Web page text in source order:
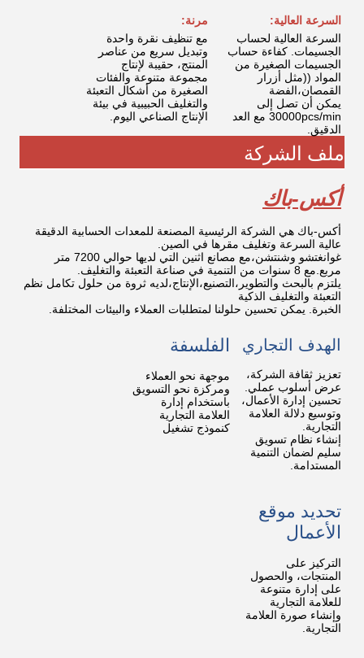
السرعة العالية:
السرعة العالية لحساب
الجسيمات. كفاءة حساب
الجسيمات الصغيرة من
المواد ((مثل أزرار
القمصان،الفضة
يمكن أن تصل إلى
30000pcs/min مع العد
الدقيق.
مرنة:
مع تنظيف نقرة واحدة
وتبديل سريع من عناصر
المنتج، حقيبة لإنتاج
مجموعة متنوعة والفئات
الصغيرة من أشكال التعبئة
والتغليف الحبيبية في بيئة
الإنتاج الصناعي اليوم.
ملف الشركة
أكس-باك
أكس-باك هي الشركة الرئيسية المصنعة للمعدات الحسابية الدقيقة
عالية السرعة وتغليف مقرها في الصين.
غوانغتشو وشنتشن،مع مصانع اثنين التي لديها حوالي 7200 متر
مربع.مع 8 سنوات من التنمية في صناعة التعبئة والتغليف.
يلتزم بالبحث والتطوير،التصنيع،الإنتاج،لديه ثروة من حلول تكامل نظم
التعبئة والتغليف الذكية
الخبرة. يمكن تحسين حلولنا لمتطلبات العملاء والبيئات المختلفة.
الهدف التجاري
تعزيز ثقافة الشركة،
عرض أسلوب عملي.
تحسين إدارة الأعمال،
وتوسيع دلالة العلامة
التجارية.
إنشاء نظام تسويق
سليم لضمان التنمية
المستدامة.
الفلسفة
موجهة نحو العملاء
ومركزة نحو التسويق
باستخدام إدارة
العلامة التجارية
كنموذج تشغيل
تحديد موقع
الأعمال
التركيز على
المنتجات، والحصول
على إدارة متنوعة
للعلامة التجارية
وإنشاء صورة العلامة
التجارية.